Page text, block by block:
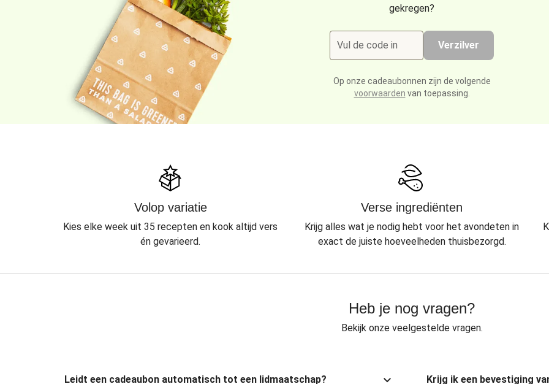
gekregen?
Vul de code in Verzilver
Op onze cadeaubonnen zijn de volgende
voorwaarden van toepassing.
Volop variatie
Kies elke week uit 35 recepten en kook altijd vers
én gevarieerd.
Verse ingrediënten
Krijg alles wat je nodig hebt voor het avondeten in
exact de juiste hoeveelheden thuisbezorgd.
Heb je nog vragen?
Bekijk onze veelgestelde vragen.
Leidt een cadeaubon automatisch tot een lidmaatschap? Krijg ik een bevestiging